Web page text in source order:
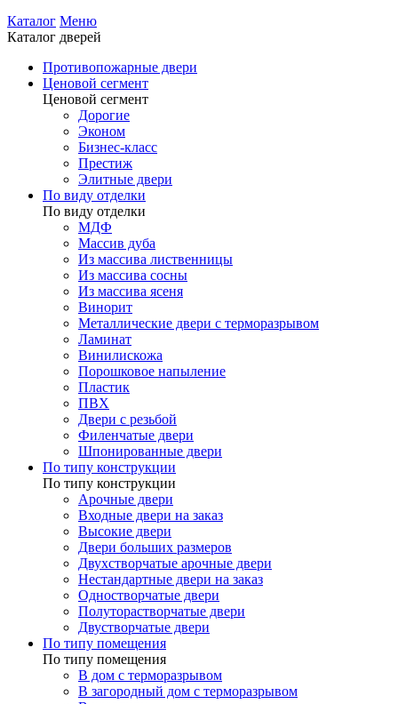
Каталог Меню
Каталог дверей
Противопожарные двери
Ценовой сегмент
Ценовой сегмент
Дорогие
Эконом
Бизнес-класс
Престиж
Элитные двери
По виду отделки
По виду отделки
МДФ
Массив дуба
Из массива лиственницы
Из массива сосны
Из массива ясеня
Винорит
Металлические двери с терморазрывом
Ламинат
Винилискожа
Порошковое напыление
Пластик
ПВХ
Двери с резьбой
Филенчатые двери
Шпонированные двери
По типу конструкции
По типу конструкции
Арочные двери
Входные двери на заказ
Высокие двери
Двери больших размеров
Двухстворчатые арочные двери
Нестандартные двери на заказ
Одностворчатые двери
Полуторастворчатые двери
Двустворчатые двери
По типу помещения
По типу помещения
В дом с терморазрывом
В загородный дом с терморазрывом